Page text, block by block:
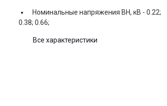
Номинальные напряжения ВН, кВ - 0.22;
0.38; 0.66;
Все характеристики